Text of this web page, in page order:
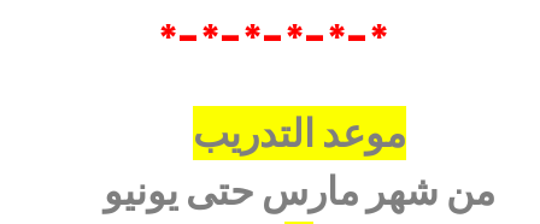
*-*-*-*-*-*
موعد التدريب
من شهر مارس حتى يونيو